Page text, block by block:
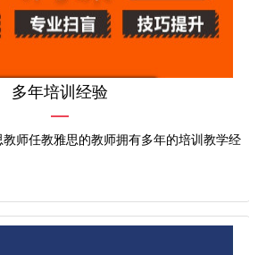
多年培训经验
师任教雅思的教师拥有多年的培训教学经